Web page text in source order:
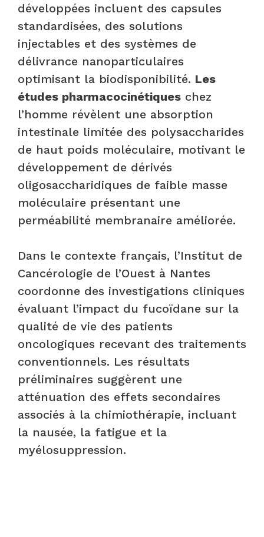
développées incluent des capsules
standardisées, des solutions
injectables et des systèmes de
délivrance nanoparticulaires
optimisant la biodisponibilité. Les
études pharmacocinétiques chez
l’homme révèlent une absorption
intestinale limitée des polysaccharides
de haut poids moléculaire, motivant le
développement de dérivés
oligosaccharidiques de faible masse
moléculaire présentant une
perméabilité membranaire améliorée.
Dans le contexte français, l’Institut de
Cancérologie de l’Ouest à Nantes
coordonne des investigations cliniques
évaluant l’impact du fucoïdane sur la
qualité de vie des patients
oncologiques recevant des traitements
conventionnels. Les résultats
préliminaires suggèrent une
atténuation des effets secondaires
associés à la chimiothérapie, incluant
la nausée, la fatigue et la
myélosuppression.